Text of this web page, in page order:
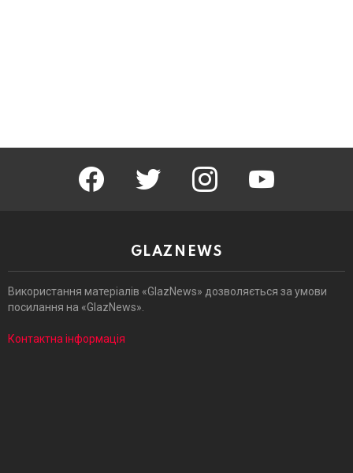
facebook twitter instagram youtube
GLAZNEWS
Використання матеріалів «GlazNews» дозволяється за умови
посилання на «GlazNews».
Контактна інформація